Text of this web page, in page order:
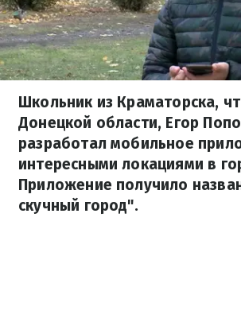
Школьник из Краматорска,
Донецкой области, Егор
разработал мобильное
интересными локациями в
Приложение получило
скучный город".